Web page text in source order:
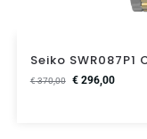
Seiko
€370,00 €296,00